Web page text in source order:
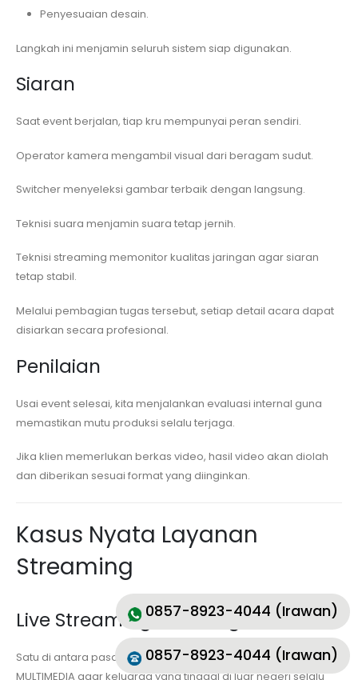
Penyesuaian desain.
Langkah ini menjamin seluruh sistem siap digunakan.
Siaran
Saat event berjalan, tiap kru mempunyai peran sendiri.
Operator kamera mengambil visual dari beragam sudut.
Switcher menyeleksi gambar terbaik dengan langsung.
Teknisi suara menjamin suara tetap jernih.
Teknisi streaming memonitor kualitas jaringan agar siaran
tetap stabil.
Melalui pembagian tugas tersebut, setiap detail acara dapat
disiarkan secara profesional.
Penilaian
Usai event selesai, kita menjalankan evaluasi internal guna
memastikan mutu produksi selalu terjaga.
Jika klien memerlukan berkas video, hasil video akan diolah
dan diberikan sesuai format yang diinginkan.
Kasus Nyata Layanan
Streaming
Live Streaming Wedding
Satu di antara pasangan mempelai memakai jasa MKVS
MULTIMEDIA agar keluarga yang tinggal di luar negeri selalu
0857-8923-4044 (Irawan)
0857-8923-4044 (Irawan)